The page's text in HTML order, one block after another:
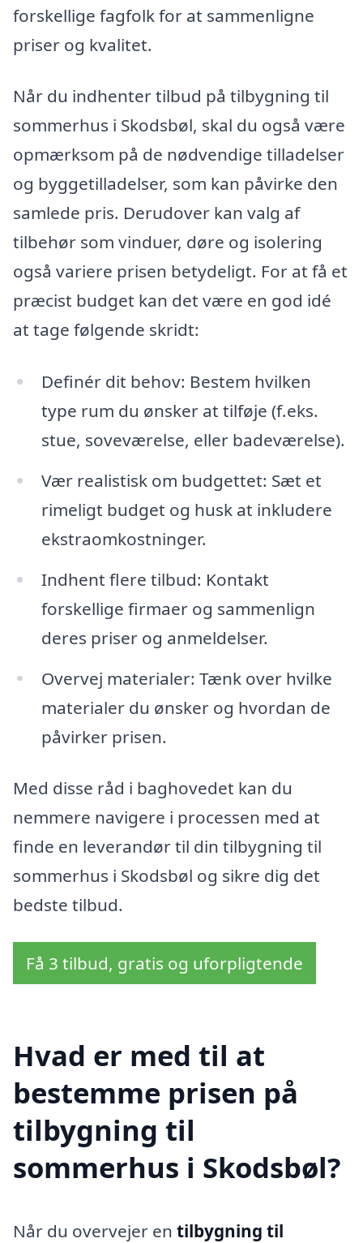
forskellige fagfolk for at sammenligne
priser og kvalitet.
Når du indhenter tilbud på tilbygning til
sommerhus i Skodsbøl, skal du også være
opmærksom på de nødvendige tilladelser
og byggetilladelser, som kan påvirke den
samlede pris. Derudover kan valg af
tilbehør som vinduer, døre og isolering
også variere prisen betydeligt. For at få et
præcist budget kan det være en god idé
at tage følgende skridt:
Definér dit behov: Bestem hvilken
type rum du ønsker at tilføje (f.eks.
stue, soveværelse, eller badeværelse).
Vær realistisk om budgettet: Sæt et
rimeligt budget og husk at inkludere
ekstraomkostninger.
Indhent flere tilbud: Kontakt
forskellige firmaer og sammenlign
deres priser og anmeldelser.
Overvej materialer: Tænk over hvilke
materialer du ønsker og hvordan de
påvirker prisen.
Med disse råd i baghovedet kan du
nemmere navigere i processen med at
finde en leverandør til din tilbygning til
sommerhus i Skodsbøl og sikre dig det
bedste tilbud.
Få 3 tilbud, gratis og uforpligtende
Hvad er med til at
bestemme prisen på
tilbygning til
sommerhus i Skodsbøl?
Når du overvejer en tilbygning til